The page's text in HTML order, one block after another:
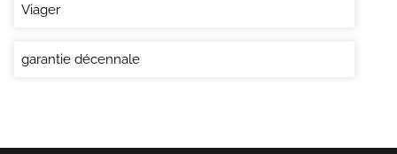
Viager
garantie décennale